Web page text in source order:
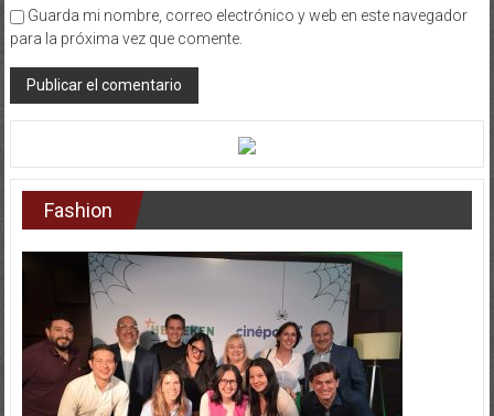
Guarda mi nombre, correo electrónico y web en este navegador
para la próxima vez que comente.
Fashion